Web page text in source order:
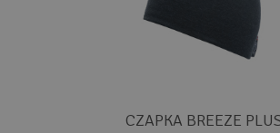
CZAPKA BREEZE